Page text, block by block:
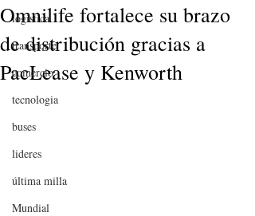
logistica
transporte
comercio
tecnologia
buses
lideres
última milla
Mundial
Omnilife fortalece su brazo
de distribución gracias a
PacLease y Kenworth